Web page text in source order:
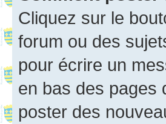
Cliquez sur le
forum ou des
pour écrire un
en bas des pages
poster des